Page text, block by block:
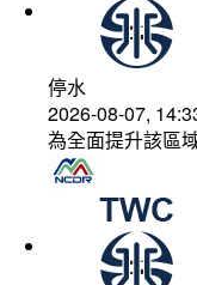
停水
2026-08-07,
為全面提升該區